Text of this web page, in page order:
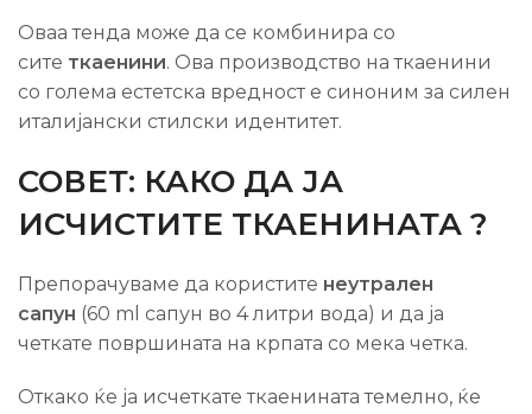
Оваа тенда може да се комбинира со
сите ткаенини. Ова производство на ткаенини
со голема естетска вредност е синоним за силен
италијански стилски идентитет.
СОВЕТ: КАКО ДА ЈА
ИСЧИСТИТЕ ТКАЕНИНАТА ?
Препорачуваме да користите неутрален
сапун (60 ml сапун во 4 литри вода) и да ја
четкате површината на крпата со мека четка.
Откако ќе ја исчеткате ткаенината темелно, ќе